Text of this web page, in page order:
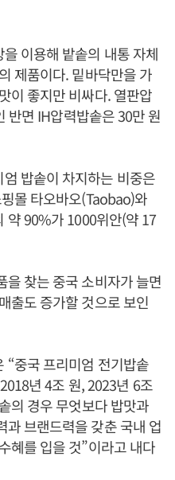
이용해 밭솥의 내통 자체
제품이다. 밑바닥만을 가
이 좋지만 비싸다. 열판압
반면 IH압력밥솥은 30만 원
밥솥이 차지하는 비중은
몰 타오바오(Taobao)와
약 90%가 1000위안(약 17
찾는 중국 소비자가 늘면
출도 증가할 것으로 보인
“중국 프리미엄 전기밥솥
년 4조 원, 2023년 6조
의 경우 무엇보다 밥맛과
과 브랜드력을 갖춘 국내 업
혜를 입을 것”이라고 내다